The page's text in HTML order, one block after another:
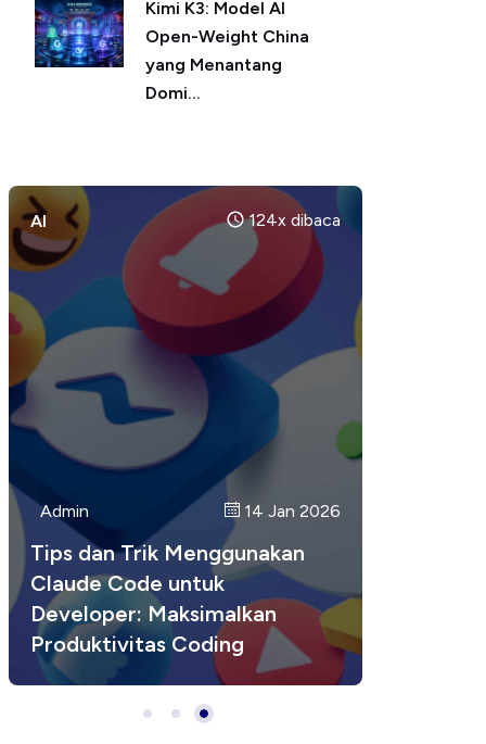
Kimi K3: Model AI
Open-Weight China
yang Menantang
Domi...
Admin 17 Jan 2026
CI/CD: Continuous Integration
dan Continuous Deployment
untuk Developer Modern
Admin 15 Jan 2026
Menguasai Shortcuts Claude
Code di Terminal
AI 124x dibaca
Admin 14 Jan 2026
Tips dan Trik Menggunakan
Claude Code untuk
Developer: Maksimalkan
Produktivitas Coding